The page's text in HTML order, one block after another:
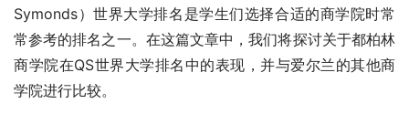
Symonds）世界大学排名是学生们选择合适的商学院时常
常参考的排名之一。在这篇文章中，我们将探讨关于都柏林
商学院在QS世界大学排名中的表现，并与爱尔兰的其他商
学院进行比较。